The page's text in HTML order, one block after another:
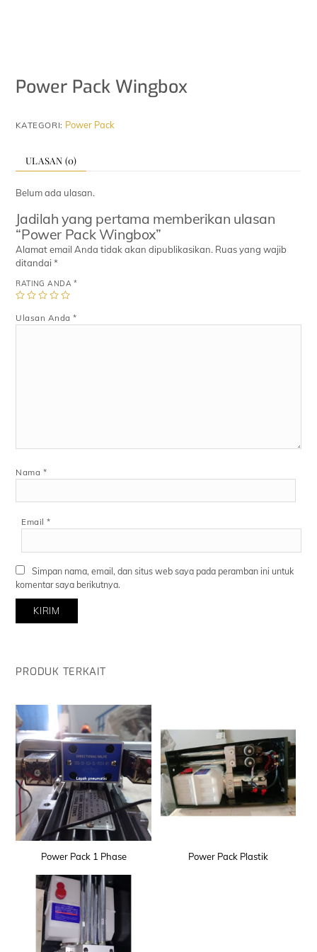
Power Pack Wingbox
KATEGORI: Power Pack
ULASAN (0)
Belum ada ulasan.
Jadilah yang pertama memberikan ulasan
“Power Pack Wingbox”
Alamat email Anda tidak akan dipublikasikan. Ruas yang wajib
ditandai*
RATING ANDA*
Ulasan Anda*
Nama *
Email*
Simpan nama, email, dan situs web saya pada peramban ini untuk
komentar saya berikutnya.
PRODUK TERKAIT
Power Pack 1 Phase Power Pack Plastik